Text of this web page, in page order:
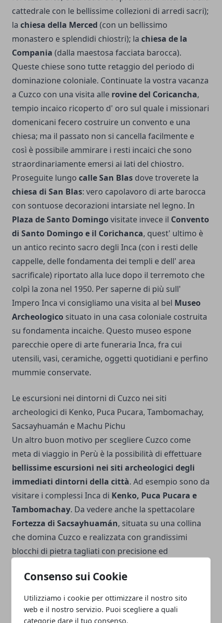
Consenso sui Cookie
Utilizziamo i cookie per ottimizzare il nostro sito
web e il nostro servizio. Puoi scegliere a quali
categorie dare il tuo consenso.
cattedrale con le bellissime collezioni di arredi sacri);
la chiesa della Merced (con un bellissimo
monastero e splendidi chiostri); la chiesa de la
Compania (dalla maestosa facciata barocca).
Queste chiese sono tutte retaggio del periodo di
dominazione coloniale. Continuate la vostra vacanza
a Cuzco con una visita alle rovine del Coricancha,
tempio incaico ricoperto d' oro sul quale i missionari
domenicani fecero costruire un convento e una
chiesa; ma il passato non si cancella facilmente e
così è possibile ammirare i resti incaici che sono
straordinariamente emersi ai lati del chiostro.
Proseguite lungo calle San Blas dove troverete la
chiesa di San Blas: vero capolavoro di arte barocca
con sontuose decorazioni intarsiate nel legno. In
Plaza de Santo Domingo visitate invece il Convento
di Santo Domingo e il Corichanca, quest' ultimo è
un antico recinto sacro degli Inca (con i resti delle
cappelle, delle fondamenta dei templi e dell' area
sacrificale) riportato alla luce dopo il terremoto che
colpì la zona nel 1950. Per saperne di più sull'
Impero Inca vi consigliamo una visita al bel Museo
Archeologico situato in una casa coloniale costruita
su fondamenta incaiche. Questo museo espone
parecchie opere di arte funeraria Inca, fra cui
utensili, vasi, ceramiche, oggetti quotidiani e perfino
mummie conservate.
Le escursioni nei dintorni di Cuzco nei siti
archeologici di Kenko, Puca Pucara, Tambomachay,
Sacsayhuamán e Machu Pichu
Un altro buon motivo per scegliere Cuzco come
meta di viaggio in Perù è la possibilità di effettuare
bellissime escursioni nei siti archeologici degli
immediati dintorni della città. Ad esempio sono da
visitare i complessi Inca di Kenko, Puca Pucara e
Tambomachay. Da vedere anche la spettacolare
Fortezza di Sacsayhuamán, situata su una collina
che domina Cuzco e realizzata con grandissimi
blocchi di pietra tagliati con precisione ed
più spettacolare che si può organizzare da Cuzco e
che vi consigliamo caldamente di inserire nel vostro
viaggio: quella alla cittadellaMachu Pichu, sito
dichiarato patrimonio dell' Umanità dall' Unesco.